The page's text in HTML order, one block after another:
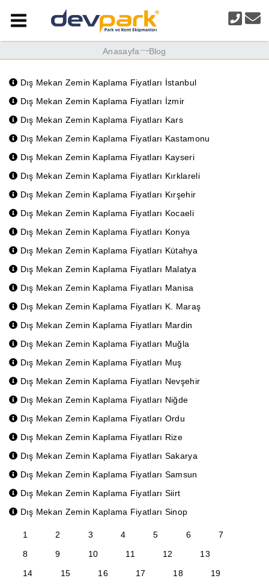
Anasayfa Blog
Dış Mekan Zemin Kaplama Fiyatları İstanbul
Dış Mekan Zemin Kaplama Fiyatları İzmir
Dış Mekan Zemin Kaplama Fiyatları Kars
Dış Mekan Zemin Kaplama Fiyatları Kastamonu
Dış Mekan Zemin Kaplama Fiyatları Kayseri
Dış Mekan Zemin Kaplama Fiyatları Kırklareli
Dış Mekan Zemin Kaplama Fiyatları Kırşehir
Dış Mekan Zemin Kaplama Fiyatları Kocaeli
Dış Mekan Zemin Kaplama Fiyatları Konya
Dış Mekan Zemin Kaplama Fiyatları Kütahya
Dış Mekan Zemin Kaplama Fiyatları Malatya
Dış Mekan Zemin Kaplama Fiyatları Manisa
Dış Mekan Zemin Kaplama Fiyatları K. Maraş
Dış Mekan Zemin Kaplama Fiyatları Mardin
Dış Mekan Zemin Kaplama Fiyatları Muğla
Dış Mekan Zemin Kaplama Fiyatları Muş
Dış Mekan Zemin Kaplama Fiyatları Nevşehir
Dış Mekan Zemin Kaplama Fiyatları Niğde
Dış Mekan Zemin Kaplama Fiyatları Ordu
Dış Mekan Zemin Kaplama Fiyatları Rize
Dış Mekan Zemin Kaplama Fiyatları Sakarya
Dış Mekan Zemin Kaplama Fiyatları Samsun
Dış Mekan Zemin Kaplama Fiyatları Siirt
Dış Mekan Zemin Kaplama Fiyatları Sinop
1 2 3 4 5 6
7
8
9 10 11 12
13
14
15 16 17 18
19